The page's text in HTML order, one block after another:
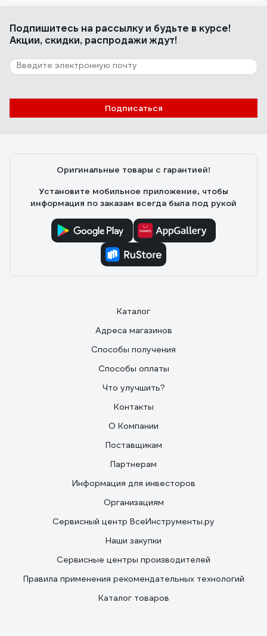
Подпишитесь на рассылкуи будьте в курсе!
Акции, скидки, распродажи ждут!
Подписаться
Оригинальные товары с гарантией!
Установите мобильное приложение, чтобы
информация по заказам всегда была под рукой
Каталог
Адреса магазинов
Способы получения
Способы оплаты
Что улучшить?
Контакты
О Компании
Поставщикам
Партнерам
Информация для инвесторов
Организациям
Сервисный центр ВсеИнструменты.ру
Наши закупки
Сервисные центры производителей
Правила применения рекомендательных технологий
Каталог товаров